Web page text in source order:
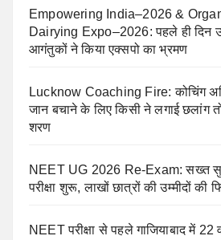
Empowering India–2026 &
Dairying Expo–2026: पहले ही दिन
आगंतुकों ने किया एक्सपो का भ्रमण
Lucknow Coaching Fire: कोचिंग
जान बचाने के लिए किसी ने लगाई छलांग
शरण
NEET UG 2026 Re-Exam: सख्त
परीक्षा शुरू, लाखों छात्रों की उम्मीदों की
NEET परीक्षा से पहले गाजियाबाद में 22